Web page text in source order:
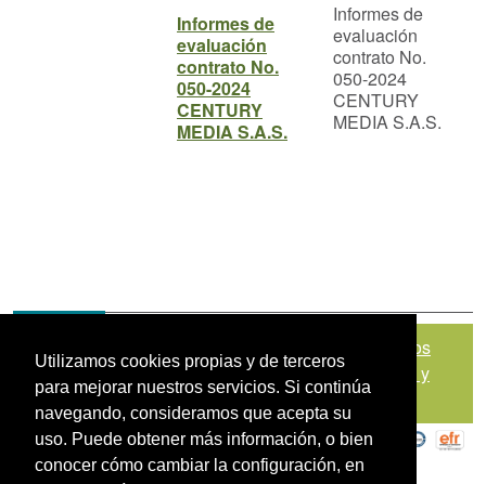
Utilizamos cookies propias y de terceros
para mejorar nuestros servicios. Si continúa
navegando, consideramos que acepta su
uso. Puede obtener más información, o bien
conocer cómo cambiar la configuración, en
Informes de
evaluación
contrato No.
050-2024
CENTURY
MEDIA S.A.S.
Informes de
evaluación
contrato No.
050-2024
CENTURY
MEDIA S.A.S.
Política de Tratamiento de Datos
Personales|Políticas de Seguridad, Términos y
Condiciones de Uso